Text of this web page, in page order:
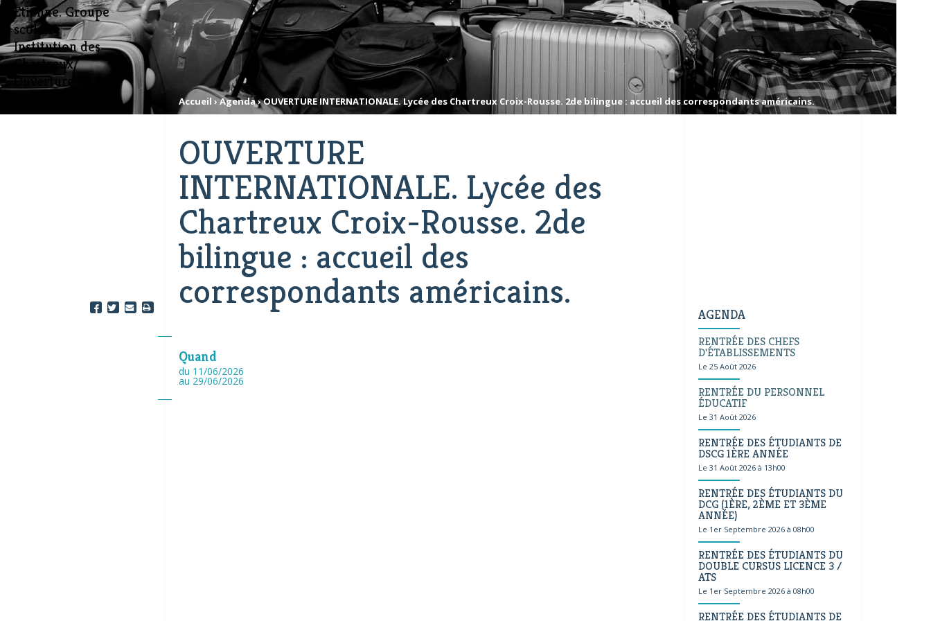
Accueil ›Agenda›OUVERTURE INTERNATIONALE. Lycée des Chartreux Croix-Rousse. 2de bilingue : accueil des correspondants américains.
Etienne. Groupe
scolaire
Institution des
Chartreux.
Ouverture
OUVERTURE
INTERNATIONALE. Lycée des
Chartreux Croix-Rousse. 2de
bilingue : accueil des
correspondants américains.
Quand
du 11/06/2026
au 29/06/2026
AGENDA
RENTRÉE DES CHEFS
D'ÉTABLISSEMENTS
Le 25 Août 2026
RENTRÉE DU PERSONNEL
ÉDUCATIF
Le 31 Août 2026
RENTRÉE DES ÉTUDIANTS DE
DSCG 1ÈRE ANNÉE
Le 31 Août 2026 à 13h00
RENTRÉE DES ÉTUDIANTS DU
DCG (1ÈRE, 2ÈME ET 3ÈME
ANNÉE)
Le 1er Septembre 2026 à 08h00
RENTRÉE DES ÉTUDIANTS DU
DOUBLE CURSUS LICENCE 3 /
ATS
Le 1er Septembre 2026 à 08h00
RENTRÉE DES ÉTUDIANTS DE